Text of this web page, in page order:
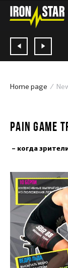
Home page
PAIN GAME
– когда